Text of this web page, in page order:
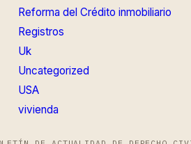
Reforma del Crédito inmobiliario
Registros
Uk
Uncategorized
USA
vivienda